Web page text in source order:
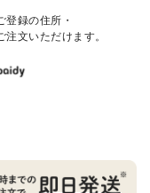
録の住所・
文いただけます。